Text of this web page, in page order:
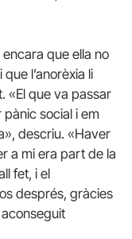
que ella no
l’anorèxia li
«El que va passar
social i em
descriu. «Haver
a mi era part de la
fet, i el
després, gràcies
aconseguit